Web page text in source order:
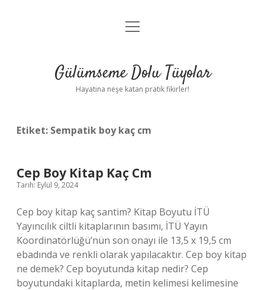
Anasayfa
Yasal Uyarı
menüyü
Gülümseme Dolu Tüyolar
Hayatına neşe katan pratik fikirler!
Etiket: Sempatik boy kaç cm
Cep Boy Kitap Kaç Cm
Tarih: Eylül 9, 2024
Cep boy kitap kaç santim? Kitap Boyutu İTÜ
Yayıncılık ciltli kitaplarının basımı, İTÜ Yayın
Koordinatörlüğü’nün son onayı ile 13,5 x 19,5 cm
ebadında ve renkli olarak yapılacaktır. Cep boy kitap
ne demek? Cep boyutunda kitap nedir? Cep
boyutundaki kitaplarda, metin kelimesi kelimesine